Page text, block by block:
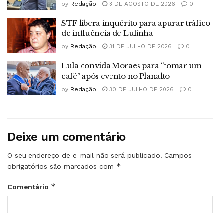
by Redação 3 DE AGOSTO DE 2026 0
STF libera inquérito para apurar tráfico
de influência de Lulinha
by Redação 31 DE JULHO DE 2026 0
Lula convida Moraes para “tomar um
café” após evento no Planalto
by Redação 30 DE JULHO DE 2026 0
Deixe um comentário
O seu endereço de e-mail não será publicado. Campos
obrigatórios são marcados com *
Comentário *